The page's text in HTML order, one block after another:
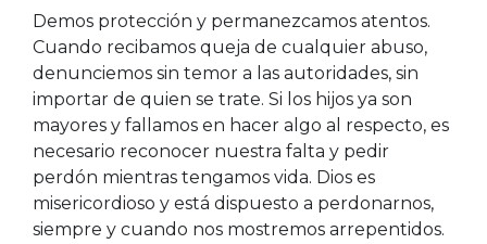
Demos protección y permanezcamos atentos.
Cuando recibamos queja de cualquier abuso,
denunciemos sin temor a las autoridades, sin
importar de quien se trate. Si los hijos ya son
mayores y fallamos en hacer algo al respecto, es
necesario reconocer nuestra falta y pedir
perdón mientras tengamos vida. Dios es
misericordioso y está dispuesto a perdonarnos,
siempre y cuando nos mostremos arrepentidos.